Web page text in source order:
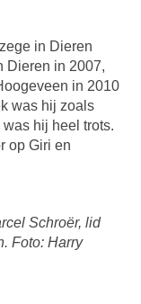
in Dieren
Dieren in 2007,
in 2010
was hij zoals
hij heel trots.
op Giri en
Schroër, lid
Foto: Harry